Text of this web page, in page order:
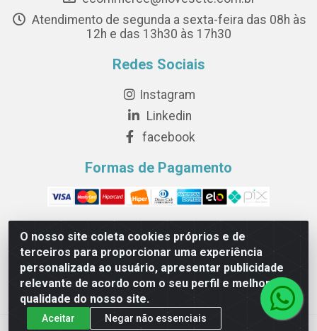
O nosso site coleta cookies próprios e de
terceiros para proporcionar uma experiência
personalizada ao usuário, apresentar publicidade
relevante de acordo com o seu perfil e melhorar a
qualidade do nosso site.
Aceitar Negar não essenciais
Atendimento de segunda a sexta-feira das 08h às
12h e das 13h30 às 17h30
Redes Sociais
Instagram
Linkedin
facebook
Formas de Pagamento
Novesete Distribuidora LTDA - Avenida Setecentos, S/N,
Terminal Intermodal da Serra, Serra/ES - CEP 29161-414 -
CNPJ 29.479.604/0001-44